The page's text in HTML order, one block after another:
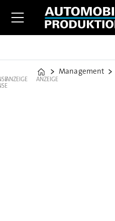
Home
Management
ANZEIGE ANZEIGE